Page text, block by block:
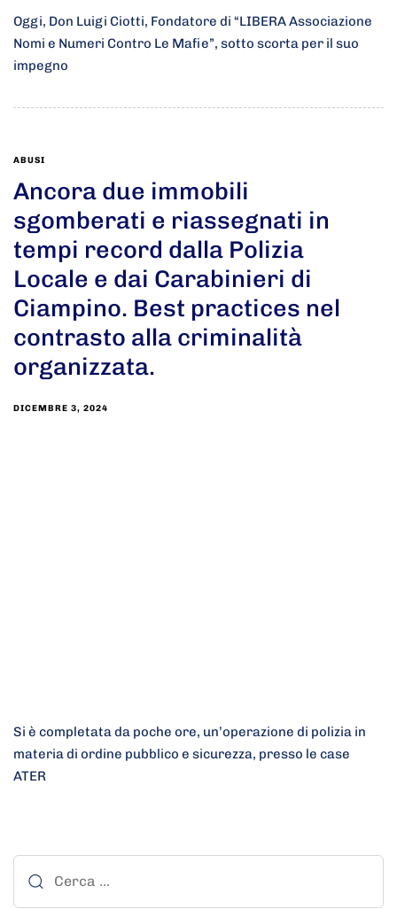
Oggi, Don Luigi Ciotti, Fondatore di “LIBERA Associazione
Nomi e Numeri Contro Le Mafie”, sotto scorta per il suo
impegno
ABUSI
Ancora due immobili
sgomberati e riassegnati in
tempi record dalla Polizia
Locale e dai Carabinieri di
Ciampino. Best practices nel
contrasto alla criminalità
organizzata.
DICEMBRE 3, 2024
Si è completata da poche ore, un’operazione di polizia in
materia di ordine pubblico e sicurezza, presso le case
ATER